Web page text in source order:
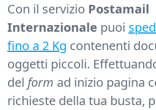
Con il servizio Postamail
Internazionale puoi
fino a 2 Kg contenenti
oggetti piccoli.
del form ad inizio pagina
richieste della tua busta,